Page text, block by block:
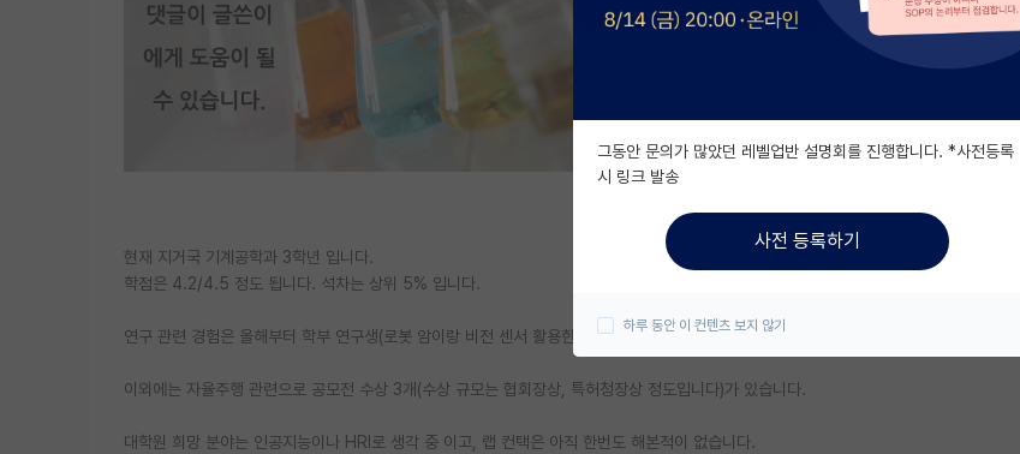
현재 지거국 기계공학과 3학년 입니다.
학점은 4.2/4.5 정도 됩니다. 석차는 상위 5% 입니다.
연구 관련 경험은 올해부터 학부 연구생(로봇 암이랑 비전 센서 활용한 자동 제어를 주제로 하고 있습니다.) 시작한게 전부 입니다 ㅠㅠㅠ
이외에는 자율주행 관련으로 공모전 수상 3개(수상 규모는 협회장상, 특허청장상 정도입니다)가 있습니다.
대학원 희망 분야는 인공지능이나 HRI로 생각 중 이고, 랩 컨택은 아직 한번도 해본적이 없습니다.
그동안 문의가 많았던 레벨업반 설명회를 진행합니다. *사전등록
시 링크 발송
사전 등록하기
하루 동안 이 컨텐츠 보지 않기